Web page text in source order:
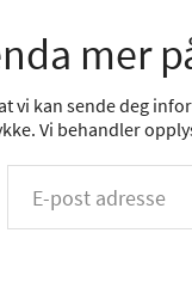
mer
vi kan sende deg
Vi behandler